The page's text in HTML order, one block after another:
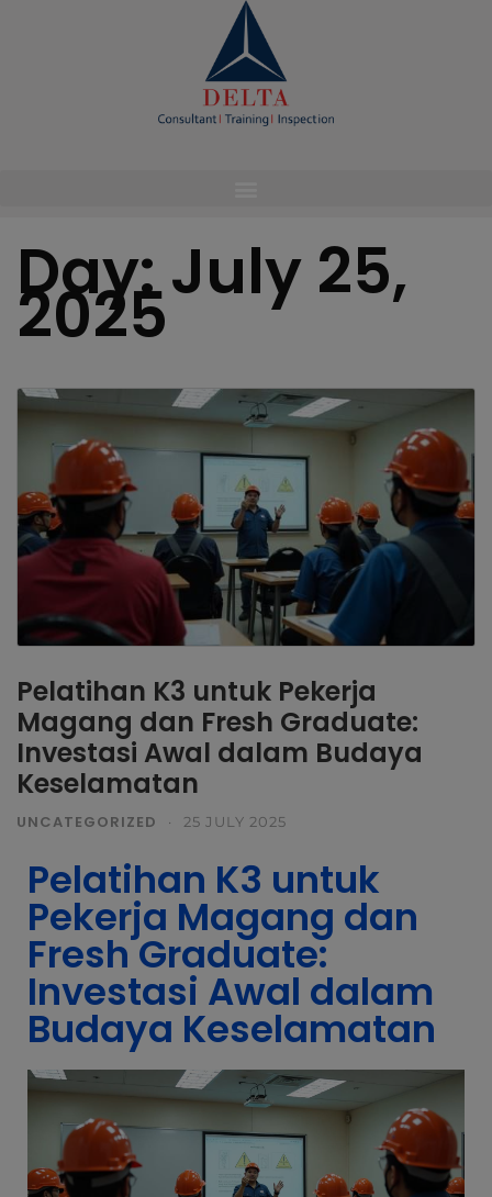
Day:July 25,
2025
Pelatihan K3 untuk Pekerja
Magang dan Fresh Graduate:
Investasi Awal dalam Budaya
Keselamatan
UNCATEGORIZED · 25 JULY 2025
Pelatihan K3 untuk
Pekerja Magang dan
Fresh Graduate:
Investasi Awal dalam
Budaya Keselamatan
modal-check